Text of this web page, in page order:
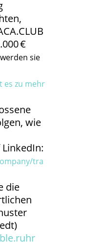
€
sie
es zu mehr
wie
LinkedIn:
tra
die